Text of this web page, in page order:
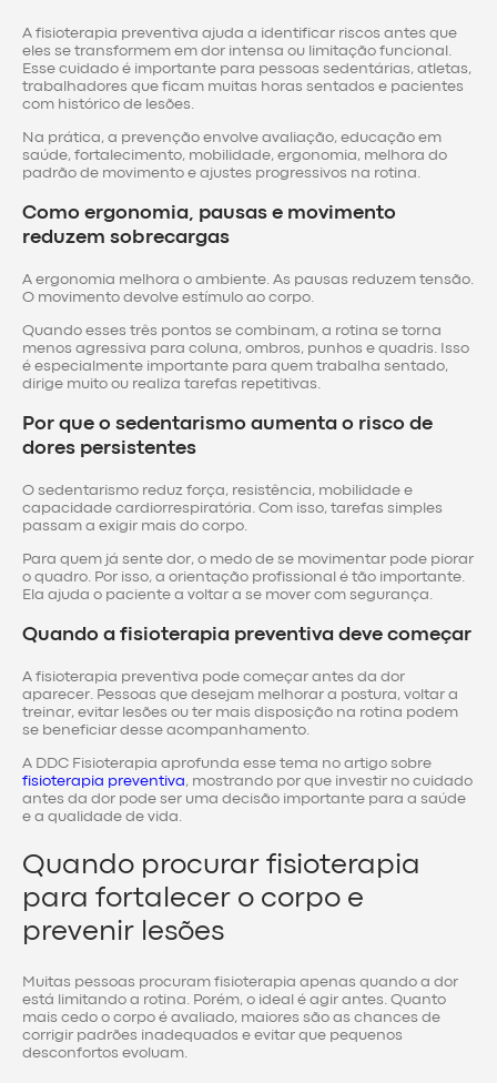
A fisioterapia preventiva ajuda a identificar riscos antes que
eles se transformem em dor intensa ou limitação funcional.
Esse cuidado é importante para pessoas sedentárias, atletas,
trabalhadores que ficam muitas horas sentados e pacientes
com histórico de lesões.
Na prática, a prevenção envolve avaliação, educação em
saúde, fortalecimento, mobilidade, ergonomia, melhora do
padrão de movimento e ajustes progressivos na rotina.
Como ergonomia, pausas e movimento
reduzem sobrecargas
A ergonomia melhora o ambiente. As pausas reduzem tensão.
O movimento devolve estímulo ao corpo.
Quando esses três pontos se combinam, a rotina se torna
menos agressiva para coluna, ombros, punhos e quadris. Isso
é especialmente importante para quem trabalha sentado,
dirige muito ou realiza tarefas repetitivas.
Por que o sedentarismo aumenta o risco de
dores persistentes
O sedentarismo reduz força, resistência, mobilidade e
capacidade cardiorrespiratória. Com isso, tarefas simples
passam a exigir mais do corpo.
Para quem já sente dor, o medo de se movimentar pode piorar
o quadro. Por isso, a orientação profissional é tão importante.
Ela ajuda o paciente a voltar a se mover com segurança.
Quando a fisioterapia preventiva deve começar
A fisioterapia preventiva pode começar antes da dor
aparecer. Pessoas que desejam melhorar a postura, voltar a
treinar, evitar lesões ou ter mais disposição na rotina podem
se beneficiar desse acompanhamento.
A DDC Fisioterapia aprofunda esse tema no artigo sobre
fisioterapia preventiva, mostrando por que investir no cuidado
antes da dor pode ser uma decisão importante para a saúde
e a qualidade de vida.
Quando procurar fisioterapia
para fortalecer o corpo e
prevenir lesões
Muitas pessoas procuram fisioterapia apenas quando a dor
está limitando a rotina. Porém, o ideal é agir antes. Quanto
mais cedo o corpo é avaliado, maiores são as chances de
corrigir padrões inadequados e evitar que pequenos
desconfortos evoluam.